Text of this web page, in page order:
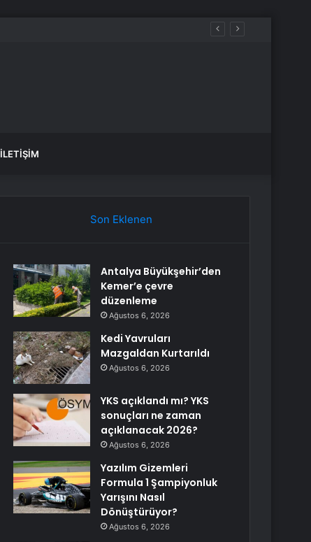
İLETIŞIM
Son Eklenen
Antalya Büyükşehir’den
Kemer’e çevre
düzenleme
Ağustos 6, 2026
Kedi Yavruları
Mazgaldan Kurtarıldı
Ağustos 6, 2026
YKS açıklandı mı? YKS
sonuçları ne zaman
açıklanacak 2026?
Ağustos 6, 2026
Yazılım Gizemleri
Formula 1 Şampiyonluk
Yarışını Nasıl
Dönüştürüyor?
Ağustos 6, 2026